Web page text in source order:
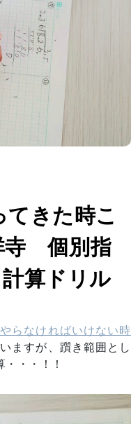
きた時こ
寺 個別指
算ドリル
らなければいけない時
ますが、躓き範囲とし
・・！！